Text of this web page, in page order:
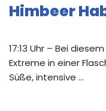
Himbeer
17:13 Uhr – Bei
Extreme in einer
Süße, intensive …